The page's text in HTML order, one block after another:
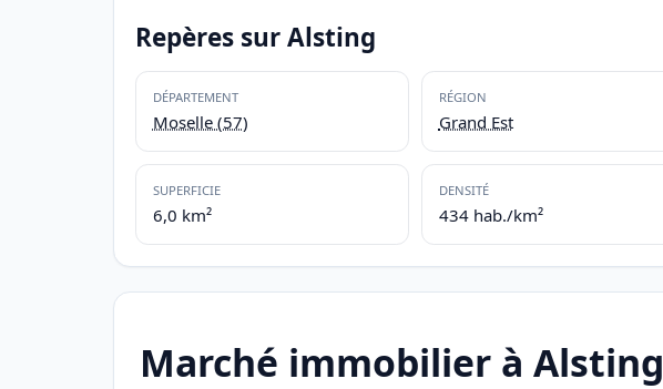
Repères sur Alsting
DÉPARTEMENT
Moselle (57)
RÉGION
Grand Est
SUPERFICIE
6,0 km²
DENSITÉ
434 hab./km²
Marché immobilier à Alsting